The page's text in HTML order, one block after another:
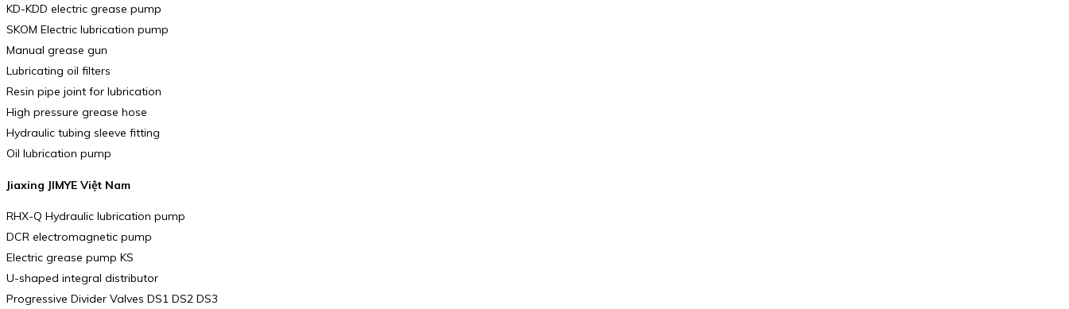
KD-KDD electric grease pump
SKOM Electric lubrication pump
Manual grease gun
Lubricating oil filters
Resin pipe joint for lubrication
High pressure grease hose
Hydraulic tubing sleeve fitting
Oil lubrication pump
Jiaxing JIMYE Việt Nam
RHX-Q Hydraulic lubrication pump
DCR electromagnetic pump
Electric grease pump KS
U-shaped integral distributor
Progressive Divider Valves DS1 DS2 DS3